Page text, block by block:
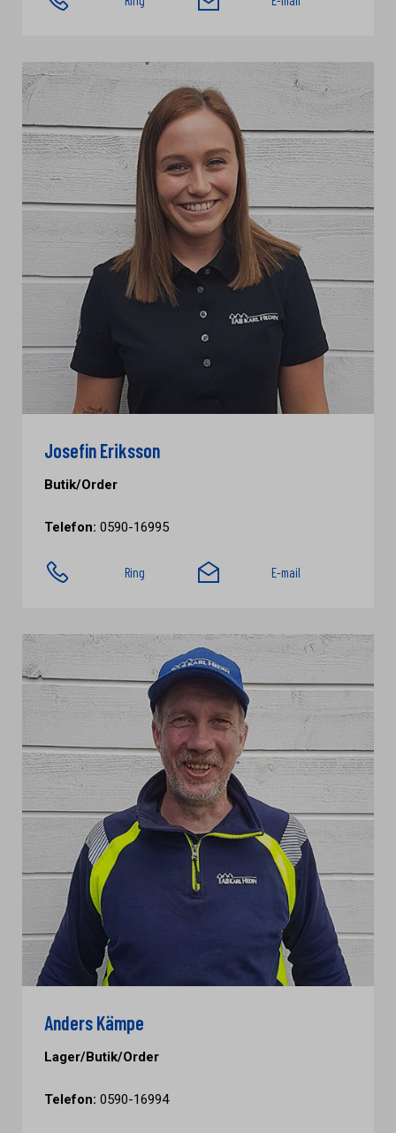
Josefin Eriksson
Butik/Order
Telefon: 0590-16995
Ring E-mail
Anders Kämpe
Lager/Butik/Order
Telefon: 0590-16994